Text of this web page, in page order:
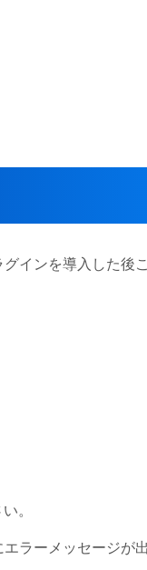
インを導入した後
。
ラーメッセージが